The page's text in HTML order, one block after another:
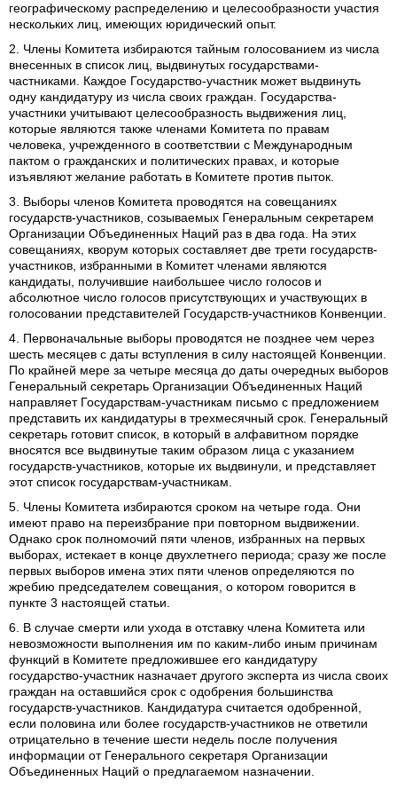
географическому распределению и целесообразности участия
нескольких лиц, имеющих юридический опыт.
2. Члены Комитета избираются тайным голосованием из числа
внесенных в список лиц, выдвинутых государствами-
частниками. Каждое Государство-участник может выдвинуть
одну кандидатуру из числа своих граждан. Государства-
участники учитывают целесообразность выдвижения лиц,
которые являются также членами Комитета по правам
человека, учрежденного в соответствии с Международным
пактом о гражданских и политических правах, и которые
изъявляют желание работать в Комитете против пыток.
3. Выборы членов Комитета проводятся на совещаниях
государств-участников, созываемых Генеральным секретарем
Организации Объединенных Наций раз в два года. На этих
совещаниях, кворум которых составляет две трети государств-
участников, избранными в Комитет членами являются
кандидаты, получившие наибольшее число голосов и
абсолютное число голосов присутствующих и участвующих в
голосовании представителей Государств-участников Конвенции.
4. Первоначальные выборы проводятся не позднее чем через
шесть месяцев с даты вступления в силу настоящей Конвенции.
По крайней мере за четыре месяца до даты очередных выборов
Генеральный секретарь Организации Объединенных Наций
направляет Государствам-участникам письмо с предложением
представить их кандидатуры в трехмесячный срок. Генеральный
секретарь готовит список, в который в алфавитном порядке
вносятся все выдвинутые таким образом лица с указанием
государств-участников, которые их выдвинули, и представляет
этот список государствам-участникам.
5. Члены Комитета избираются сроком на четыре года. Они
имеют право на переизбрание при повторном выдвижении.
Однако срок полномочий пяти членов, избранных на первых
выборах, истекает в конце двухлетнего периода; сразу же после
первых выборов имена этих пяти членов определяются по
жребию председателем совещания, о котором говорится в
пункте 3 настоящей статьи.
6. В случае смерти или ухода в отставку члена Комитета или
невозможности выполнения им по каким-либо иным причинам
функций в Комитете предложившее его кандидатуру
государство-участник назначает другого эксперта из числа своих
граждан на оставшийся срок с одобрения большинства
государств-участников. Кандидатура считается одобренной,
если половина или более государств-участников не ответили
отрицательно в течение шести недель после получения
информации от Генерального секретаря Организации
Объединенных Наций о предлагаемом назначении.